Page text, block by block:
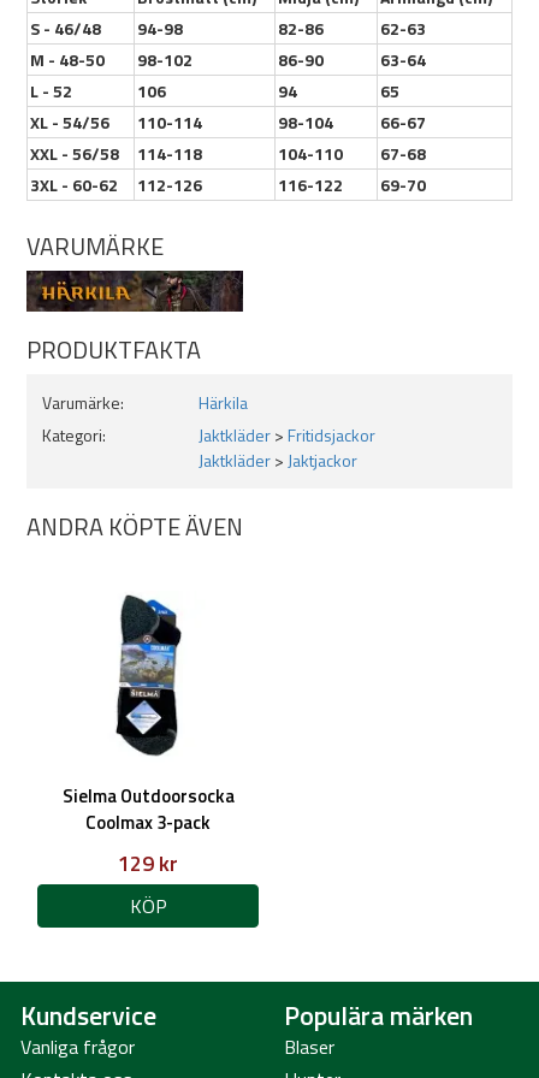
S - 46/48
94-98 82-86
62-63
M - 48-50
98-102 86-90
63-64
L - 52
106 94
65
XL - 54/56
110-114 98-104
66-67
XXL - 56/58
114-118 104-110
67-68
3XL - 60-62
112-126 116-122 69-70
VARUMÄRKE
PRODUKTFAKTA
Varumärke:
Härkila
Kategori:
Jaktkläder>Fritidsjackor
Jaktkläder> Jaktjackor
ANDRA KÖPTE ÄVEN
Sielma Outdoorsocka
Coolmax 3-pack
129 kr
KÖP
Kundservice
Vanliga frågor
Populära märken
Blaser